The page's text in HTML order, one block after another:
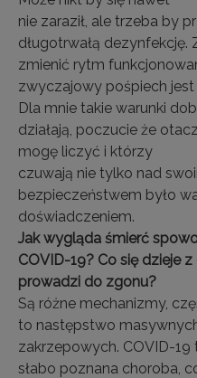
nie zaraził, ale trzeba by
długotrwałą
zmienić rytm
zwyczajowy pośpiech jest
Dla mnie takie warunki
działają, poczucie że
mogę liczyć i którzy
czuwają nie tylko nad
bezpieczeństwem było
doświadczeniem.
Jak wygląda śmierć
COVID-19? Co się dzieje
prowadzi do zgonu?
Są różne mechanizmy,
to następstwo
zakrzepowych. COVID-19
słabo poznana choroba,